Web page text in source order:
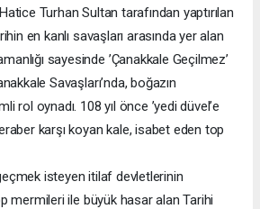
Turhan Sultan tarafından yaptırılan
en kanlı savaşları arasında yer alan
sayesinde ’Çanakkale Geçilmez’
Savaşları’nda, boğazın
rol oynadı. 108 yıl önce ’yedi düvel’e
karşı koyan kale, isabet eden top
isteyen itilaf devletlerinin
mermileri ile büyük hasar alan Tarihi